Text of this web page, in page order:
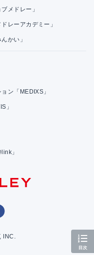
メドレー」
レーアカデミー」
かい」
ン「MEDIXS」
」
」
INC.
目次